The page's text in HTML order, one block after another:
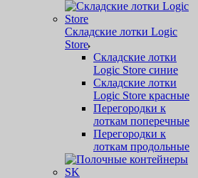
Складские лотки Logic
Store
Складские лотки
Logic Store синие
Складские лотки
Logic Store красные
Перегородки к
лоткам поперечные
Перегородки к
лоткам продольные